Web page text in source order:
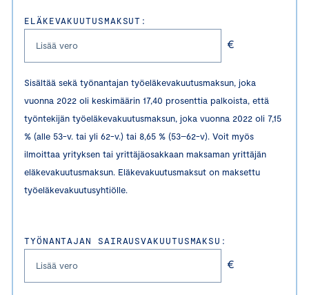
ELÄKEVAKUUTUSMAKSUT:
€
Sisältää sekä työnantajan työeläkevakuutusmaksun, joka
vuonna 2022 oli keskimäärin 17,40 prosenttia palkoista, että
työntekijän työeläkevakuutusmaksun, joka vuonna 2022 oli 7,15
% (alle 53-v. tai yli 62-v.) tai 8,65 % (53–62-v). Voit myös
ilmoittaa yrityksen tai yrittäjäosakkaan maksaman yrittäjän
eläkevakuutusmaksun. Eläkevakuutusmaksut on maksettu
työeläkevakuutusyhtiölle.
TYÖNANTAJAN SAIRAUSVAKUUTUSMAKSU:
€